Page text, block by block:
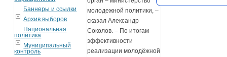
Баннеры и ссылки
Архив выборов
Национальная
политика
Муниципальный
контроль
молодежной политики, –
сказал Александр
Соколов. – По итогам
эффективности
реализации молодёжной